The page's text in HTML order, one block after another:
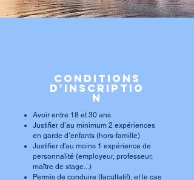
CONDITIONs
D'inscriptio
n
Avoir entre 18 et 30 ans
Justifier d’au minimum 2 expériences
en garde d’enfants (hors-famille)
Justifier d'au moins 1 expérience de
personnalité (employeur, professeur,
maître de stage...)
Permis de conduire (facultatif), et le cas